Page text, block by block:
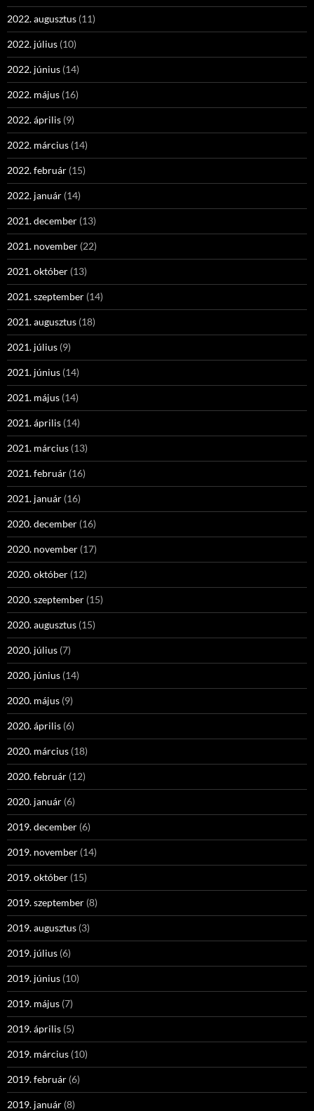
2022. augusztus (11)
2022. július (10)
2022. június (14)
2022. május (16)
2022. április (9)
2022. március (14)
2022. február (15)
2022. január (14)
2021. december (13)
2021. november (22)
2021. október (13)
2021. szeptember (14)
2021. augusztus (18)
2021. július (9)
2021. június (14)
2021. május (14)
2021. április (14)
2021. március (13)
2021. február (16)
2021. január (16)
2020. december (16)
2020. november (17)
2020. október (12)
2020. szeptember (15)
2020. augusztus (15)
2020. július (7)
2020. június (14)
2020. május (9)
2020. április (6)
2020. március (18)
2020. február (12)
2020. január (6)
2019. december (6)
2019. november (14)
2019. október (15)
2019. szeptember (8)
2019. augusztus (3)
2019. július (6)
2019. június (10)
2019. május (7)
2019. április (5)
2019. március (10)
2019. február (6)
2019. január (8)